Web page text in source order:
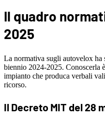
Il quadro
2025
La normativa sugli autovelox ha
biennio 2024-2025. Conoscerla
impianto che produca verbali
ricorso.
Il Decreto MIT del 28